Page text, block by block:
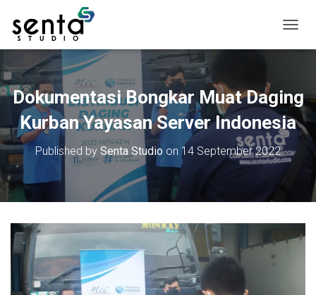
o
e
N
a
i
o
n
Dokumentasi Bongkar Muat Daging
Kurban Yayasan Server Indonesia
Published by Senta Studio on 14 September 2022